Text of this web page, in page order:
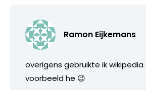
Ramon Eijkemans
overigens gebruikte ik wikipedia
voorbeeld he 😉